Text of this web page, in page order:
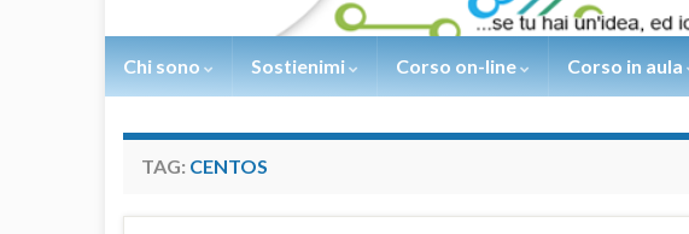
Chi sono Sostienimi Corso on-line Corso in aula
TAG: CENTOS